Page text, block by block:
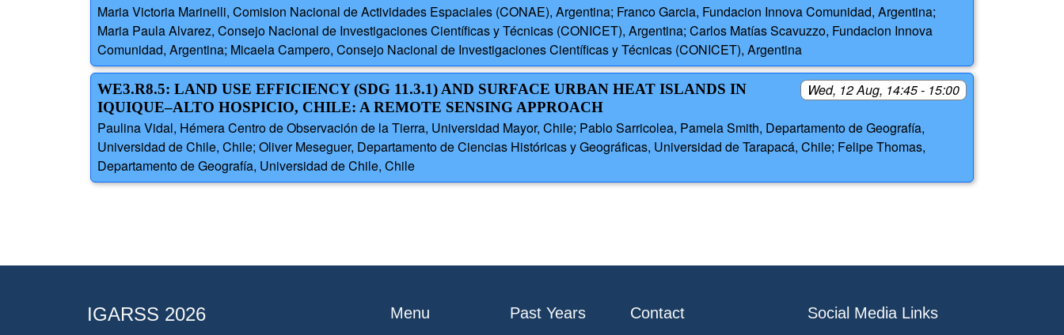
Maria Victoria Marinelli, Comision Nacional de Actividades Espaciales (CONAE), Argentina; Franco Garcia, Fundacion Innova Comunidad, Argentina;
Maria Paula Alvarez, Consejo Nacional de Investigaciones Científicas y Técnicas (CONICET), Argentina; Carlos Matías Scavuzzo, Fundacion Innova
Comunidad, Argentina; Micaela Campero, Consejo Nacional de Investigaciones Científicas y Técnicas (CONICET), Argentina
Wed, 12 Aug, 14:45 - 15:00
WE3.R8.5: LAND USE EFFICIENCY (SDG 11.3.1) AND SURFACE URBAN HEAT ISLANDS IN
IQUIQUE–ALTO HOSPICIO, CHILE: A REMOTE SENSING APPROACH
Paulina Vidal, Hémera Centro de Observación de la Tierra, Universidad Mayor, Chile; Pablo Sarricolea, Pamela Smith, Departamento de Geografía,
Universidad de Chile, Chile; Oliver Meseguer, Departamento de Ciencias Históricas y Geográficas, Universidad de Tarapacá, Chile; Felipe Thomas,
Departamento de Geografía, Universidad de Chile, Chile
IGARSS 2026 Menu Past Years Contact Social Media Links